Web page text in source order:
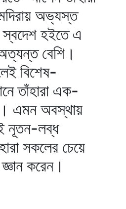
অভ্যস্ত
স্বদেশ হইতে এ
বেশি।
বিশেষ-
তাঁহারা এক-
এমন অবস্থায়
নূতন-লব্ধ
সকলের চেয়ে
করেন।